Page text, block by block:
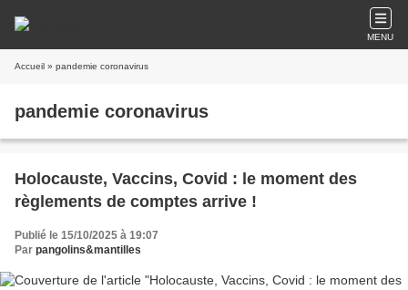
MENU
Accueil » pandemie coronavirus
pandemie coronavirus
Holocauste, Vaccins, Covid : le moment des
règlements de comptes arrive !
Publié le 15/10/2025 à 19:07
Par pangolins&mantilles